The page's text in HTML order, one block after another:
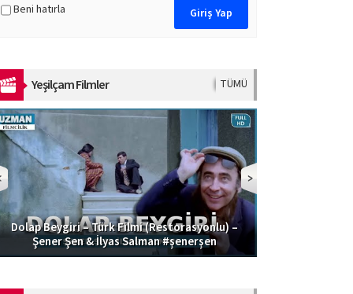
Beni hatırla
Yeşilçam Filmler TÜMÜ
Dolap Beygiri – Türk Filmi (Restorasyonlu) –
Şener Şen & İlyas Salman #şenerşen